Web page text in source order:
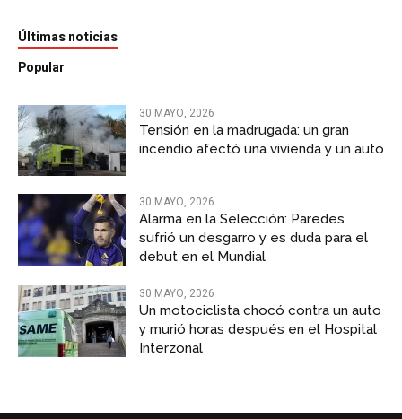
Últimas noticias
Popular
30 MAYO, 2026
Tensión en la madrugada: un gran
incendio afectó una vivienda y un auto
30 MAYO, 2026
Alarma en la Selección: Paredes
sufrió un desgarro y es duda para el
debut en el Mundial
30 MAYO, 2026
Un motociclista chocó contra un auto
y murió horas después en el Hospital
Interzonal